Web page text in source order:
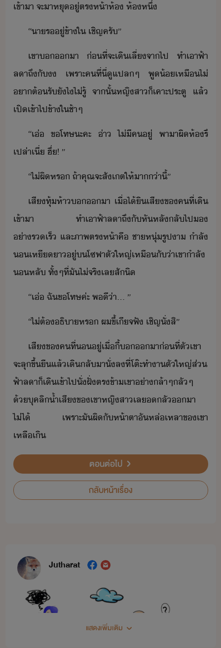
เข้าา​ ​จะ​า​หุ​ู่​ตรห้า​ห้​ ​ห้​หึ่
“​า​ร​ู่​ข้าใ​ ​เชิญ​ครั​”
เขา​​​า​ ​่ที่จะ​เิ​เลี่​จาไป​ ​ทำเา​ฟ้า​
ลา​ถึั​​ ​เพราะ​คที​่​ี่​ู​แปล​ๆ​ ​พู้​เหื​ไ่​
า​ต้รั​ัไ​ไ่รู้​ ​จาั้​หญิสา​็​เคาะ​ประตู​ ​แล้​
เปิ​เข้าไป​ข้าใ​ช้าๆ
“​เ่​ ​ขโทษ​ะคะ​ ​่า​ ​ไ่ี​ค​ู่​ ​พาา​ผิ​ห้​รึ
เปล่า​เี่​ ​ฮึ​่​!​ ​”
“​ไ่ผิ​หร​ ​ถ้า​คุณ​จะ​สัเต​ให้​า่า​ี้​”
เสีทุ้​ห้า​​​า​ ​เื่​ไ้ิ​เสี​ข​คที​่​เิ​
เข้าา​ ​ทำเา​ฟ้า​ลา​ถึั​หัหลั​ลั​ไป​​
่ารเร็​ ​และ​ภาพ​ตรห้า​คื​ ​ชาหุ่​รูปา​ ​ำลั​
​เหีา​ู่​​โซฟา​ตั​ใหญ่​เหืั​่า​เขา​ำลั​
หลั​ ​ทั้ๆที่​ั​ไ่​จริ​เล​สัิ
“​เ่​ ​ฉั​ขโทษ​ค่ะ​ ​พี​่า​...​ ​”
“​ไ่ต้​ธิา​หร​ ​ผ​ขี้เีจ​ฟั​ ​เชิญ​ั่​สิ​”
เสี​ข​คที​่​​ู่​เื่ี้​​​า​่​ที​่​ตั​เขา​
จะ​ลุขึ้​ื​แล้​เิ​ลัา​ั่ล​ที่​โต๊ะทำา​ตั​ใหญ่​ส่​
ฟ้า​ลา​็​เิ​เข้าไป​ั่​ฝั่​ตรข้า​เขา​่า​ล้า​ๆ​ลั​ๆ​ ​
้​ุคลิ​้ำเสี​ข​เขา​หญิสา​เล​​ลั​า​
ไ่ไ้​ ​เพราะ​ั​ผิ​ั​ห้าตา​ั​หล่เหลา​ข​เขา​
เหลืเิ
ตอนต่อไป
กลับหน้าเรื่อง
Jutharat
แสดงเพิ่มเติม